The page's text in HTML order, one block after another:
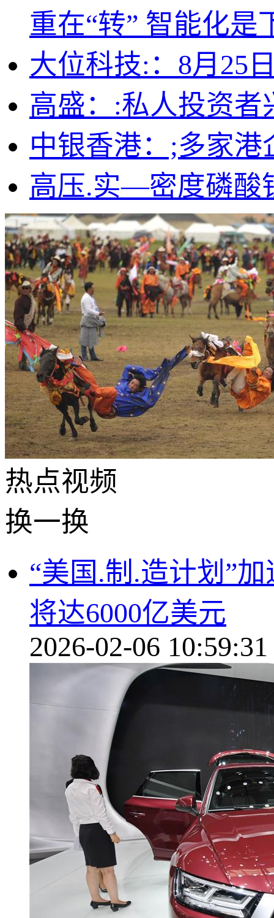
重在“转” 智能化是
大位科技:：8月25
高盛：:私人投资者
中银香港：;多家港
高压.实—密度磷酸
热点视频
换一换
“美国.制.造计划”
将达6000亿美元
2026-02-06 10:59:31